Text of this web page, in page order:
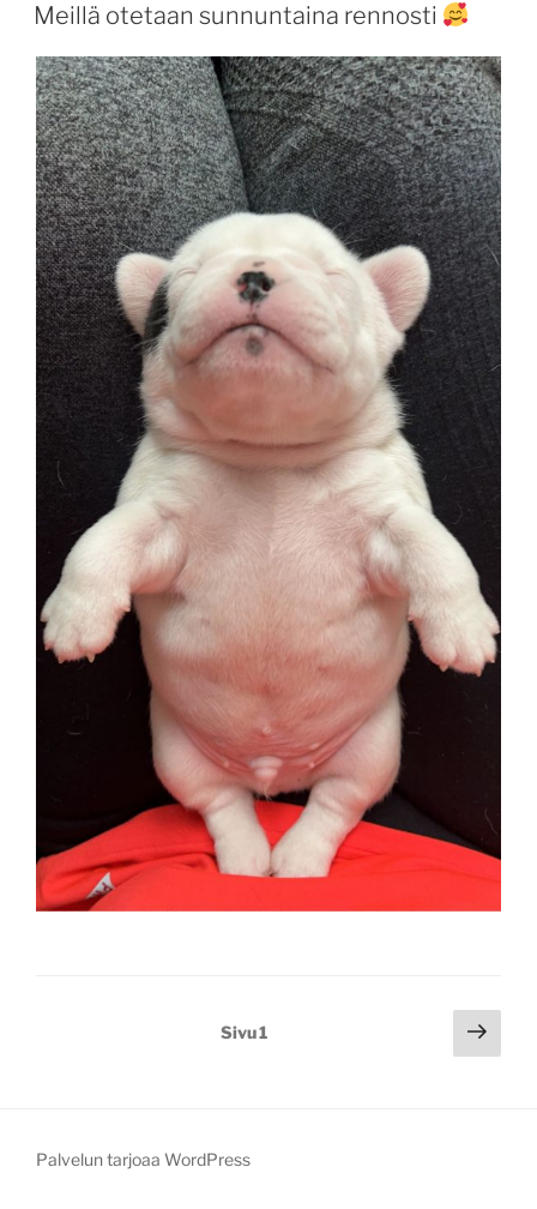
Meillä otetaan sunnuntaina rennosti
Sivu1
sivu
Palvelun tarjoaa WordPress